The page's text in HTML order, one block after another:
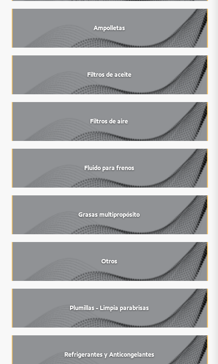
Ampolletas
Filtros de aceite
Filtros de aire
Fluido para frenos
Grasas multipropósito
Otros
Plumillas - Limpia parabrisas
Refrigerantes y Anticongelantes